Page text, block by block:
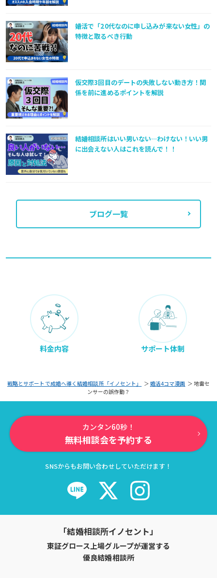
婚活で「20代なのに申し込みが来ない女性」の
特徴と取るべき行動
仮交際3回目のデートの失敗しない動き方！関
係を前に進めるポイントを解説
結婚相談所はいい男いない…わけない！いい男
に出会えない人はこれを読んで！！
ブログ一覧
料金内容 サポート体制
戦略とサポートで成婚へ導く結婚相談所「イノセント」 ＞婚活4コマ漫画 ＞地雷セ
ンサーの誤作動？
カンタン60秒！
無料相談会を予約する
SNSからもお問い合わせしていただけます！
「結婚相談所イノセント」
東証グロース上場グループが運営する
優良結婚相談所